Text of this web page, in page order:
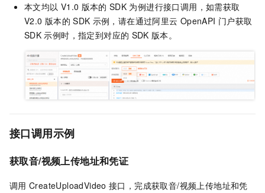
本文均以 V1.0 版本的 SDK 为例进行接口调用，如需获取
V2.0 版本的 SDK 示例，请在通过阿里云 OpenAPI 门户获取
SDK 示例时，指定到对应的 SDK 版本。
接口调用示例
获取音/视频上传地址和凭证
调用 CreateUploadVideo 接口，完成获取音/视频上传地址和凭